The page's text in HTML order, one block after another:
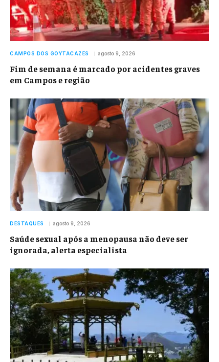
CAMPOS DOS GOYTACAZES agosto 9, 2026
Fim de semana é marcado por acidentes graves
em Campos e região
DESTAQUES agosto 9, 2026
Saúde sexual após a menopausa não deve ser
ignorada, alerta especialista